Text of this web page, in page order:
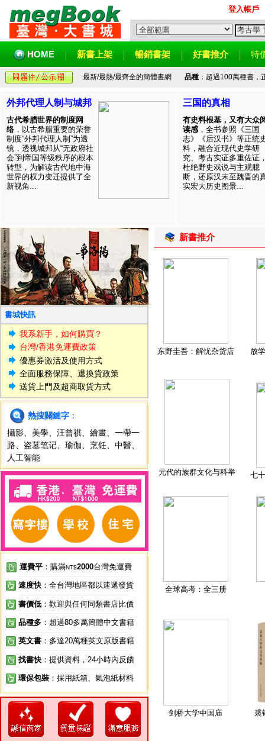
登入帳戶
HOME 新書上架 暢銷書架 好書推介 特
最新/最熱/最齊全的簡體書網 品種：超過100萬種書，
外邦代理人制与城邦
古代希腊世界的制度网
络 ，以古希腊重要的荣誉
制度“外邦代理人制”为透
镜，透视城邦从“无政府社
会”到帝国等级秩序的根本
转型，为解读古代地中海
世界的权力变迁提供了全
新视角...
三国的真相
有史料根基，又有大众
读感 ，全书参照《三国
志》《后汉书》等正统
料，融合近现代史学研
究、考古实证多重佐证
杜绝野史戏说与主观臆
断，还原汉末至魏晋的
实宏大历史图景...
書城快訊
我系新手，如何購買？
台灣/香港免運費政策
優惠券激活及使用方式
全面服務保障、退換貨政策
送貨上門及超商取貨方式
熱搜關鍵字 ：
攝影
美學 汪曾祺 繪畫
一帶一
路
盗墓笔记 瑜伽 烹饪 中醫
人工智能
運費平 ：購滿NT$2000台灣免運費
速度快 ：全台灣地區都以速遞發貨
書價低 ：歡迎與任何同類書店比價
品種多 ：超過80多萬簡體中文書籍
英文書 ：多達20萬種英文原版書籍
找書快 ：提供資料，24小時內反饋
環保包裝 ：採用紙箱、氣泡紙材料
新書推介
东野圭吾：解忧杂货店 放
元代的族群文化与科举 七
全球高考：全三册
剑桥大学中国庙 裘